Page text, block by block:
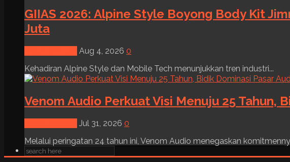
GIIAS 2026: Alpine Style Boyong Body Kit
Juta
Aug 4, 2026 0
Kehadiran Alpine Style dan Mobile Tech menunjukkan tren industri...
Venom Audio Perkuat Visi Menuju 25
Jul 31, 2026 0
Melalui peringatan 24 tahun ini, Venom Audio menegaskan